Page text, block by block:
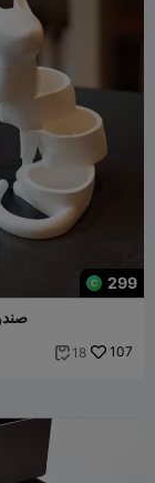
299
 18 107